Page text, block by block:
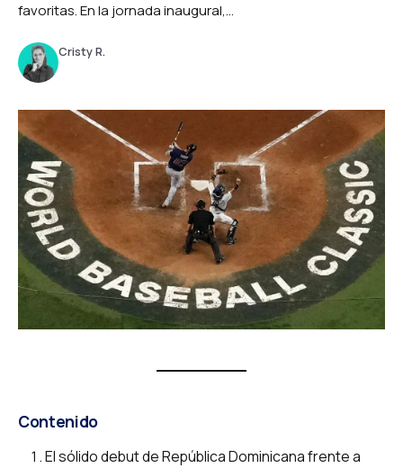
favoritas. En la jornada inaugural,...
Cristy R.
Contenido
El sólido debut de República Dominicana frente a